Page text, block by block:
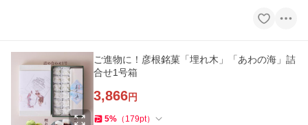
ご進物に！彦根銘菓「埋れ木」「あわの海」詰
合せ1号箱
3,866円
5% （ 179pt）